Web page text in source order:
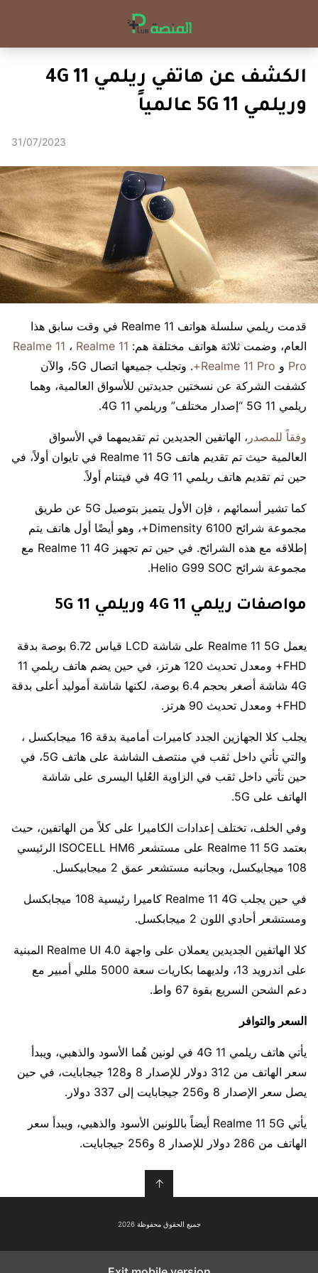
الكشف عن هاتفي ريلمي 11 4G
وريلمي 11 5G عالمياً
31/07/2023
قدمت ريلمي سلسلة هواتف Realme 11 في وقت سابق هذا
العام، وضمت ثلاثة هواتف مختلفة هم:
Realme 11 ، Realme 11
Pro و Realme 11 Pro+
. وتجلب جميعها اتصال 5G، والآن
كشفت الشركة عن نسختين جديدتين للأسواق العالمية، وهما
ريلمي 11 5G “إصدار مختلف” وريلمي 11 4G.
وفقاً للمصدر ، الهاتفين الجديدين تم تقديمهما في الأسواق
العالمية حيث تم تقديم هاتف Realme 11 5G في تايوان أولاً، في
حين تم تقديم هاتف ريلمي 11 4G في فيتنام أولاً.
كما تشير أسمائهم ، فإن الأول يتميز بتوصيل 5G عن طريق
مجموعة شرائح Dimensity 6100+، وهو أيضًا أول هاتف يتم
إطلاقه مع هذه الشرائح. في حين تم تجهيز Realme 11 4G مع
مجموعة شرائح Helio G99 SOC.
مواصفات ريلمي 11 4G وريلمي 11 5G
يعمل Realme 11 5G على شاشة LCD قياس 6.72 بوصة بدقة
FHD+ ومعدل تحديث 120 هرتز، في حين يضم هاتف ريلمي 11
4G شاشة أصغر بحجم 6.4 بوصة، لكنها شاشة أموليد أعلى بدقة
FHD+ ومعدل تحديث 90 هرتز.
يجلب كلا الجهازين الجدد كاميرات أمامية بدقة 16 ميجابكسل ،
والتي تأتي داخل ثقب في منتصف الشاشة على هاتف 5G، في
حين تأتي داخل ثقب في الزاوية العُليا اليسرى على شاشة
الهاتف على 5G.
وفي الخلف، تختلف إعدادات الكاميرا على كلاً من الهاتفين، حيث
بعتمد Realme 11 5G على مستشعر ISOCELL HM6 الرئيسي
108 ميجابيكسل، وبجانبه مستشعر عمق 2 ميجابيكسل.
في حين يجلب Realme 11 4G كاميرا رئيسية 108 ميجابكسل
ومستشعر أحادي اللون 2 ميجابكسل.
كلا الهاتفين الجديدين يعملان على واجهة Realme UI 4.0 المبنية
على اندرويد 13، ولديهما بكاريات سعة 5000 مللي أمبير مع
دعم الشحن السريع بقوة 67 واط.
السعر والتوافر
يأتي هاتف ريلمي 11 4G في لونين هُما الأسود والذهبي، ويبدأ
سعر الهاتف من 312 دولار للإصدار 8 و128 جيجابايت، في حين
يصل سعر الإصدار 8 و256 جيجابايت إلى 337 دولار.
يأتي Realme 11 5G أيضاً باللونين الأسود والذهبي، ويبدأ سعر
الهاتف من 286 دولار للإصدار 8 و256 جيجابايت.
↑
جميع الحقوق محفوظة 2026